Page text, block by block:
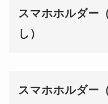
スマホホルダー
し）
スマホホルダー